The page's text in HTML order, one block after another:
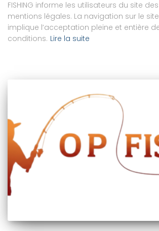
FISHING informe les utilisateurs du site
mentions légales. La navigation sur le
implique l’acceptation pleine et entière
conditions. Lire la suite